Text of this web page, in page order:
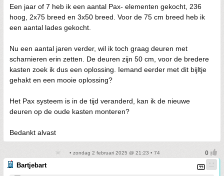
Een jaar of 7 heb ik een aantal Pax- elementen gekocht, 236
hoog, 2x75 breed en 3x50 breed. Voor de 75 cm breed heb ik
een aantal lades gekocht.
Nu een aantal jaren verder, wil ik toch graag deuren met
scharnieren erin zetten. De deuren zijn 50 cm, voor de bredere
kasten zoek ik dus een oplossing. Iemand eerder met dit bijltje
gehakt en een mooie oplossing?
Het Pax systeem is in de tijd veranderd, kan ik de nieuwe
deuren op de oude kasten monteren?
Bedankt alvast
• zondag 2 februari 2025 @ 21:23 • 74
Bartjebart